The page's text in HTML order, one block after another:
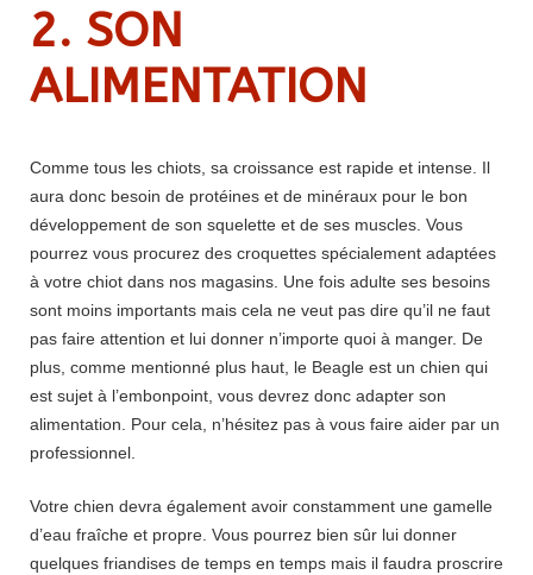
2. SON
ALIMENTATION
Comme tous les chiots, sa croissance est rapide et intense. Il
aura donc besoin de protéines et de minéraux pour le bon
développement de son squelette et de ses muscles. Vous
pourrez vous procurez des croquettes spécialement adaptées
à votre chiot dans nos magasins. Une fois adulte ses besoins
sont moins importants mais cela ne veut pas dire qu’il ne faut
pas faire attention et lui donner n’importe quoi à manger. De
plus, comme mentionné plus haut, le Beagle est un chien qui
est sujet à l’embonpoint, vous devrez donc adapter son
alimentation. Pour cela, n’hésitez pas à vous faire aider par un
professionnel.
Votre chien devra également avoir constamment une gamelle
d’eau fraîche et propre. Vous pourrez bien sûr lui donner
quelques friandises de temps en temps mais il faudra proscrire